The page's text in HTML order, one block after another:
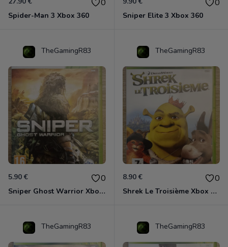
0
Spider-Man 3 Xbox 360
0
Sniper Elite 3 Xbox 360
TheGamingR83
5.90 € 0
Sniper Ghost Warrior Xbox 360
TheGamingR83
8.90 € 0
Shrek Le Troisième Xbox 360
TheGamingR83 TheGamingR83